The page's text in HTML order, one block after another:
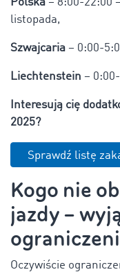
Polska – 8:00-22:00
listopada,
Szwajcaria – 0:00-
Liechtenstein –
Interesują cię
2025?
Sprawdź listę
Kogo nie
jazdy –
Oczywiście